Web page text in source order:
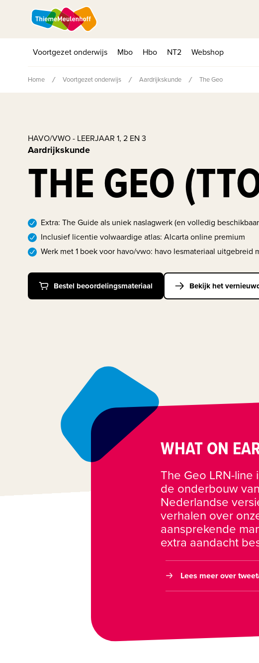
Voortgezet onderwijs Mbo Hbo NT2 Webshop
Home Voortgezet onderwijs Aardrijkskunde The Geo
HAVO/VWO - LEERJAAR 1, 2 EN 3
Aardrijkskunde
THE GEO
Extra: The Guide als uniek naslagwerk (en volledig
Inclusief licentie volwaardige atlas: Alcarta online premium
Werk met 1 boek voor havo/vwo: havo lesmateriaal uitgebreid
Bestel beoordelingsmateriaal Bekijk het
WHAT ON
The Geo LRN-
de onderbouw
Nederlandse
verhalen over
aansprekende
Lees meer over